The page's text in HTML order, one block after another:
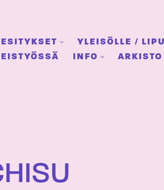
ESITYKSET
YLEISÖLLE /
INFO ARKISTO